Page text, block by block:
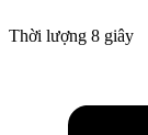
Thời lượng 8 giây